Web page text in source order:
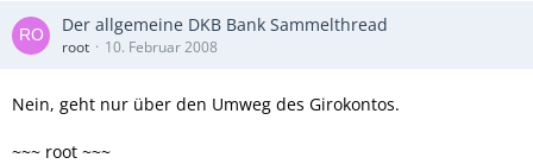
Der allgemeine DKB Bank Sammelthread
root 10. Februar 2008
Nein, geht nur über den Umweg des Girokontos.
~~~ root ~~~